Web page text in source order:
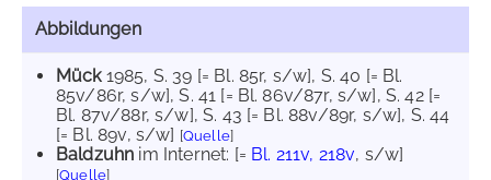
Abbildungen
Mück1985, S. 39 [= Bl. 85r, s/w], S. 40 [= Bl.
85v/86r, s/w], S. 41 [= Bl. 86v/87r, s/w], S. 42 [=
Bl. 87v/88r, s/w], S. 43 [= Bl. 88v/89r, s/w], S. 44
[= Bl. 89v, s/w] [Quelle]
Baldzuhn im Internet: [= Bl. 211v, 218v, s/w]
[Quelle]